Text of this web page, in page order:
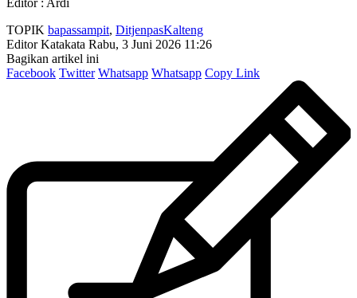
TOPIK bapassampit, DitjenpasKalteng
Editor Katakata Rabu, 3 Juni 2026 11:26
Bagikan artikel ini
Facebook Twitter Whatsapp Whatsapp Copy Link